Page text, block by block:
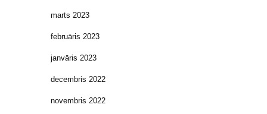
marts 2023
februāris 2023
janvāris 2023
decembris 2022
novembris 2022